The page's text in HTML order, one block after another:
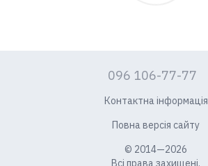
096 106-77-77
Контактна інформація
Повна версія сайту
© 2014—2026
Всі права захищені.